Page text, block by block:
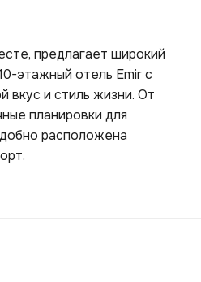
предлагает широкий
этажный отель Emir с
вкус и стиль жизни. От
планировки для
расположена